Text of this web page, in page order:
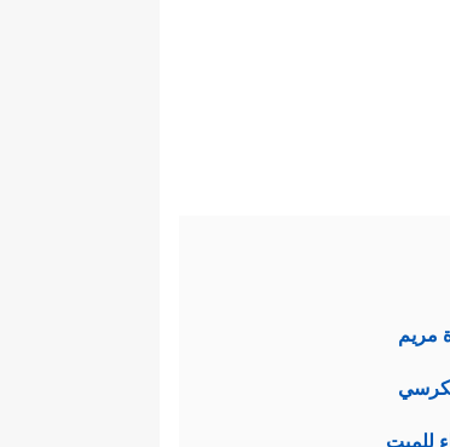
ودعاءً، والحاجُّ يقدم
مريم
للميت